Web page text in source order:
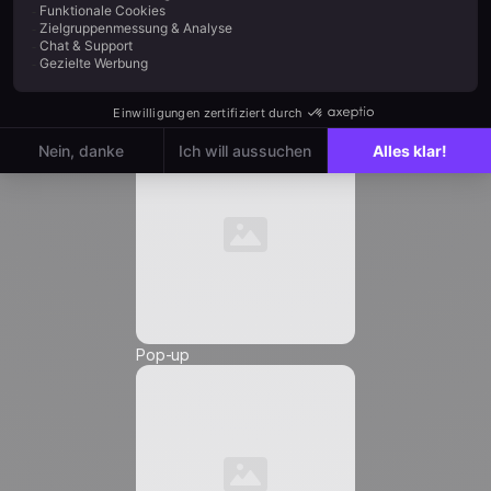
Automation
Pop-up
Friendly Captcha